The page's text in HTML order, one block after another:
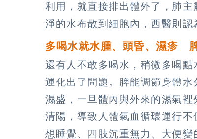
利用，就直接排出體外了，肺
淨的水布散到細胞內，西醫則認
多喝水就水腫、頭昏、濕疹
還有人不敢多喝水，稍微多喝
運化出了問題。脾能調節身體
濕盛，一旦體內與外來的濕氣
清陽，導致人體氣血循環運行
想睡覺、四肢沉重無力、大便